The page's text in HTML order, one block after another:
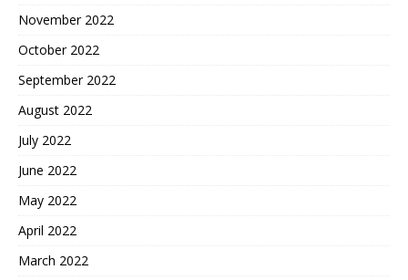
November 2022
October 2022
September 2022
August 2022
July 2022
June 2022
May 2022
April 2022
March 2022